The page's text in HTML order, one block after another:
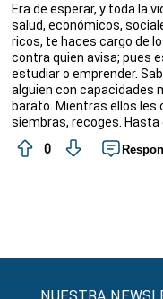
Era de esperar, y toda la
salud, económicos,
ricos, te haces cargo de
contra quien avisa; pues
estudiar o emprender.
alguien con capacidades
barato. Mientras ellos les
siembras, recoges.
0